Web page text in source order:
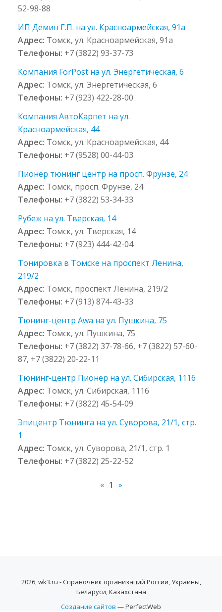
52-98-88
ИП Демин Г.П. на ул. Красноармейская, 91а
Адрес: Томск, ул. Красноармейская, 91а
Телефоны: +7 (3822) 93-37-73
Компания ForPost на ул. Энергетическая, 6
Адрес: Томск, ул. Энергетическая, 6
Телефоны: +7 (923) 422-28-00
Компания АвтоКарпет на ул.
Красноармейская, 44
Адрес: Томск, ул. Красноармейская, 44
Телефоны: +7 (9528) 00-44-03
Пионер тюнинг центр на просп. Фрунзе, 24
Адрес: Томск, просп. Фрунзе, 24
Телефоны: +7 (3822) 53-34-33
Рубеж на ул. Тверская, 14
Адрес: Томск, ул. Тверская, 14
Телефоны: +7 (923) 444-42-04
Тонировка в Томске на проспект Ленина,
219/2
Адрес: Томск, проспект Ленина, 219/2
Телефоны: +7 (913) 874-43-33
Тюнинг-центр Awa на ул. Пушкина, 75
Адрес: Томск, ул. Пушкина, 75
Телефоны: +7 (3822) 37-78-66, +7 (3822) 57-60-
87, +7 (3822) 20-22-11
Тюнинг-центр Пионер на ул. Сибирская, 111б
Адрес: Томск, ул. Сибирская, 111б
Телефоны: +7 (3822) 45-54-09
Эпицентр Тюнинга на ул. Суворова, 21/1, стр.
1
Адрес: Томск, ул. Суворова, 21/1, стр. 1
Телефоны: +7 (3822) 25-22-52
« 1 »
2026, wk3.ru - Справочник организаций России, Украины,
Беларуси, Казахстана
Создание сайтов — PerfectWeb